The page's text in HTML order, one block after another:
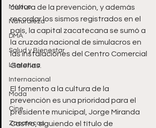
México
Naturaleza
DMA
Salud y Bienestar
Literatura
Internacional
Moda
Cine
Zacatecas
cultura de la prevención, y además
recordar los sismos registrados en el
país, la capital zacatecana se sumó a
la cruzada nacional de simulacros en
las instalaciones del Centro Comercial
Galerías.
El fomento a la cultura de la
prevención es una prioridad para el
presidente municipal, Jorge Miranda
Castro, siguiendo el título de